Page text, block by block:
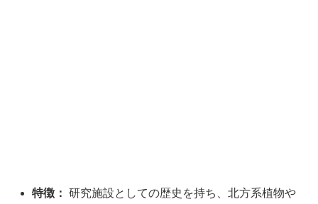
特徴： 研究施設としての歴史を持ち、北方系植物や